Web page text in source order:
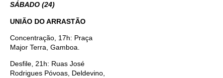
SÁBADO (24)
UNIÃO DO ARRASTÃO
Concentração, 17h: Praça
Major Terra, Gamboa.
Desfile, 21h: Ruas José
Rodrigues Póvoas, Deldevino,